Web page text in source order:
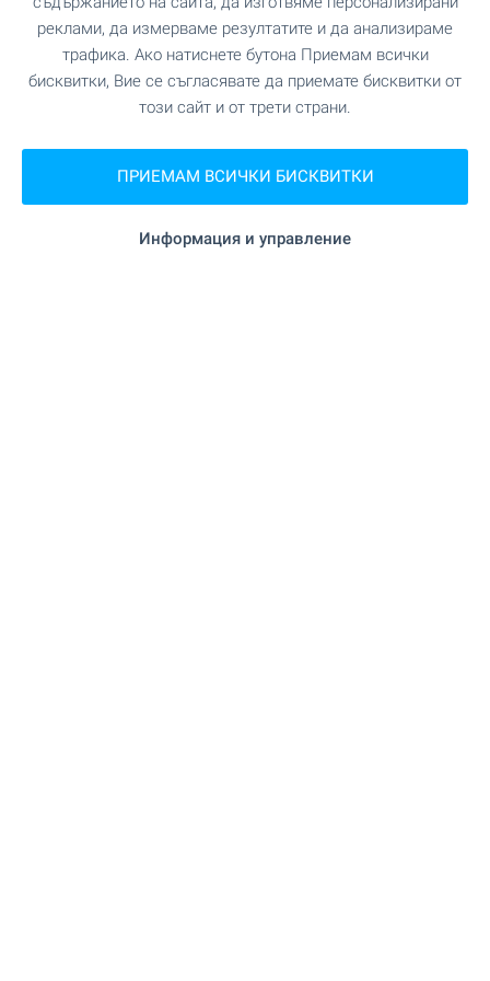
Пазар"Пазар Горубляне" на 6.2 км.
Зоо магазинна 7.1 км.
Мол"Sofia Outlet Center" на 8.3 км.
реклами, да измерваме резултатите и да анализираме
трафика. Ако натиснете бутона Приемам всички
бисквитки, Вие се съгласявате да приемате бисквитки от
този сайт и от трети страни.
ПРИЕМАМ ВСИЧКИ БИСКВИТКИ
Информация и управление